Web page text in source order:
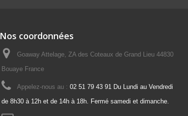
Nos coordonnées
Goaway Attelage, ZA des Coteaux de Grand Lieu 44830
Bouaye France
Appelez-nous au : 02 51 79 43 91 Du Lundi au Vendredi
de 8h30 à 12h et de 14h à 18h. Fermé samedi et dimanche.